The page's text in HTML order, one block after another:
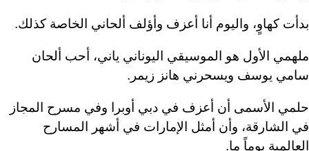
بدأت كهاوٍ، واليوم أنا أعزف وأؤلف ألحاني الخاصة كذلك.
ملهمي الأول هو الموسيقي اليوناني ياني، أحب ألحان
سامي يوسف ويسحرني هانز زيمر.
حلمي الأسمى أن أعزف في دبي أوبرا وفي مسرح المجاز
في الشارقة، وأن أمثل الإمارات في أشهر المسارح
العالمية يوماً ما.